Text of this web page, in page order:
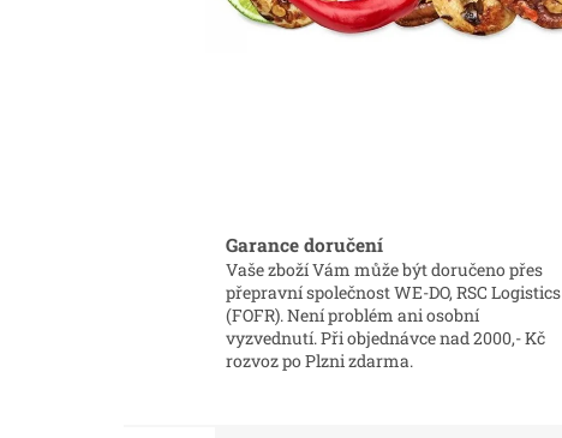
Garance doručení
Vaše zboží Vám může být doručeno přes
přepravní společnost WE-DO, RSC Logistics
(FOFR). Není problém ani osobní
vyzvednutí. Při objednávce nad 2000,- Kč
rozvoz po Plzni zdarma.